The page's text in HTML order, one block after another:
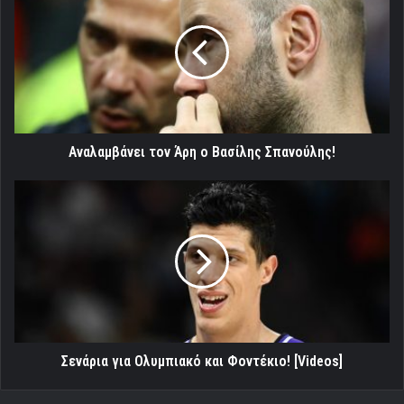
Βασίλης
Σπανούλης!
Αναλαμβάνει τον Άρη ο Βασίλης Σπανούλης!
Σενάρια για Ολυμπιακό και Φοντέκιο! [Videos]